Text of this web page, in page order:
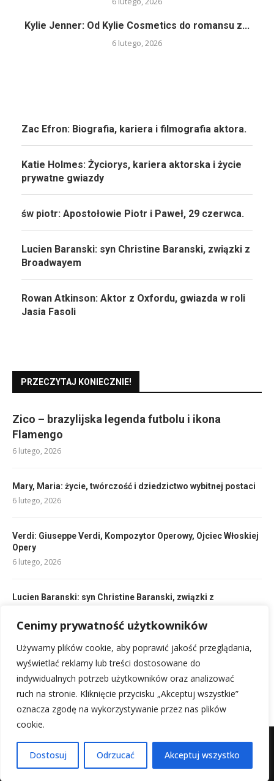
Cenimy prywatność użytkowników
Używamy plików cookie, aby poprawić jakość przeglądania,
wyświetlać reklamy lub treści dostosowane do
indywidualnych potrzeb użytkowników oraz analizować
ruch na stronie. Kliknięcie przycisku „Akceptuj wszystkie”
oznacza zgodę na wykorzystywanie przez nas plików
cookie.
Dostosuj Odrzucać Akceptuj wszystko
Kylie Jenner: Od Kylie Cosmetics do romansu z...
6 lutego, 2026
Zac Efron: Biografia, kariera i filmografia aktora.
Katie Holmes: Życiorys, kariera aktorska i życie
prywatne gwiazdy
św piotr: Apostołowie Piotr i Paweł, 29 czerwca.
Lucien Baranski: syn Christine Baranski, związki z
Broadwayem
Rowan Atkinson: Aktor z Oxfordu, gwiazda w roli
Jasia Fasoli
PRZECZYTAJ KONIECZNIE!
Zico – brazylijska legenda futbolu i ikona
Flamengo
6 lutego, 2026
Mary, Maria: życie, twórczość i dziedzictwo wybitnej postaci
6 lutego, 2026
Verdi: Giuseppe Verdi, Kompozytor Operowy, Ojciec Włoskiej
Opery
6 lutego, 2026
Lucien Baranski: syn Christine Baranski, związki z
6 lutego, 2026
Charlie Sheen: Burzliwa kariera i życie pełne kontrowersji
6 lutego, 2026
Mapa witryny Kontakt z nami